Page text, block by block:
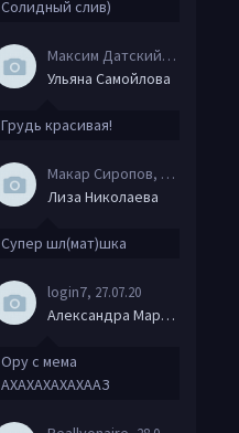
Солидный слив)
Максим Датский
, 15.08.20
Ульяна Самойлова
Грудь красивая!
Макар Сиропов, 08.08.20
Лиза Николаева
Супер шл(мат)шка
login7, 27.07.20
Александра Маркова
Ору с мема
АХАХАХАХАХААЗ